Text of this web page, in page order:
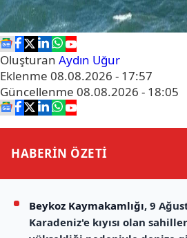
Oluşturan Aydın Uğur
Eklenme 08.08.2026 - 17:57
Güncellenme 08.08.2026 - 18:05
HABERİN ÖZETİ
Beykoz Kaymakamlığı, 9
Karadeniz'e kıyısı olan